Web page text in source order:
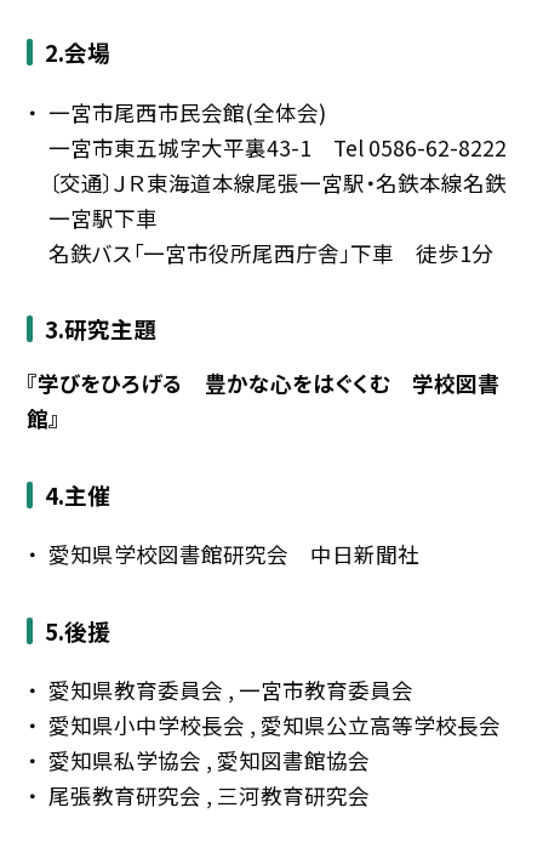
2.会場
一宮市尾西市民会館(全体会)
一宮市東五城字大平裏43-1 Tel 0586-62-8222
〔交通〕ＪＲ東海道本線尾張一宮駅・名鉄本線名鉄
一宮駅下車
名鉄バス「一宮市役所尾西庁舎」下車 徒歩1分
3.研究主題
『学びをひろげる 豊かな心をはぐくむ 学校図書
館』
4.主催
愛知県学校図書館研究会 中日新聞社
5.後援
愛知県教育委員会 , 一宮市教育委員会
愛知県小中学校長会 , 愛知県公立高等学校長会
愛知県私学協会 , 愛知図書館協会
尾張教育研究会 , 三河教育研究会